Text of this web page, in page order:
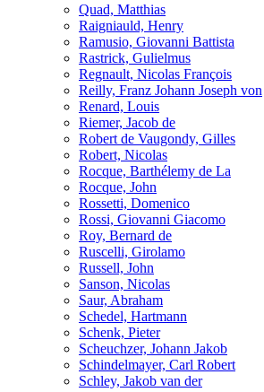
Quad, Matthias
Raigniauld, Henry
Ramusio, Giovanni Battista
Rastrick, Gulielmus
Regnault, Nicolas François
Reilly, Franz Johann Joseph von
Renard, Louis
Riemer, Jacob de
Robert de Vaugondy, Gilles
Robert, Nicolas
Rocque, Barthélemy de La
Rocque, John
Rossetti, Domenico
Rossi, Giovanni Giacomo
Roy, Bernard de
Ruscelli, Girolamo
Russell, John
Sanson, Nicolas
Saur, Abraham
Schedel, Hartmann
Schenk, Pieter
Scheuchzer, Johann Jakob
Schindelmayer, Carl Robert
Schley, Jakob van der